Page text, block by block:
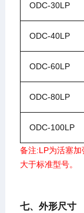
ODC-30LP
ODC-40LP
ODC-60LP
ODC-80LP
ODC-100LP
备注:LP为活塞
大于标准型号。
七、外形尺寸